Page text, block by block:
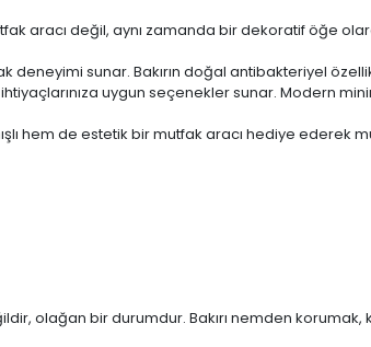
aracı değil, aynı zamanda bir dekoratif öğe
deneyimi sunar. Bakırın doğal antibakteriyel
uygun seçenekler sunar. Modern
hem de estetik bir mutfak aracı hediye ederek
olağan bir durumdur. Bakırı nemden